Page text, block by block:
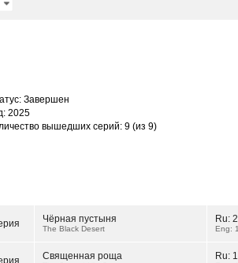
Завершен
2025
вышедших серий: 9 (из 9)
Чёрная пустыня
The Black Desert
Ru:
Eng:
Священная роща Ru: